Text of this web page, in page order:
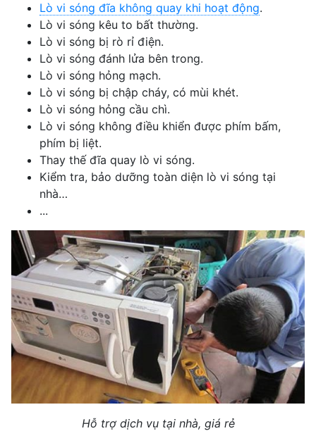
Lò vi sóng đĩa không quay khi hoạt động.
Lò vi sóng kêu to bất thường.
Lò vi sóng bị rò rỉ điện.
Lò vi sóng đánh lửa bên trong.
Lò vi sóng hỏng mạch.
Lò vi sóng bị chập cháy, có mùi khét.
Lò vi sóng hỏng cầu chì.
Lò vi sóng không điều khiển được phím bấm,
phím bị liệt.
Thay thế đĩa quay lò vi sóng.
Kiểm tra, bảo dưỡng toàn diện lò vi sóng tại
nhà…
...
Hỗ trợ dịch vụ tại nhà, giá rẻ